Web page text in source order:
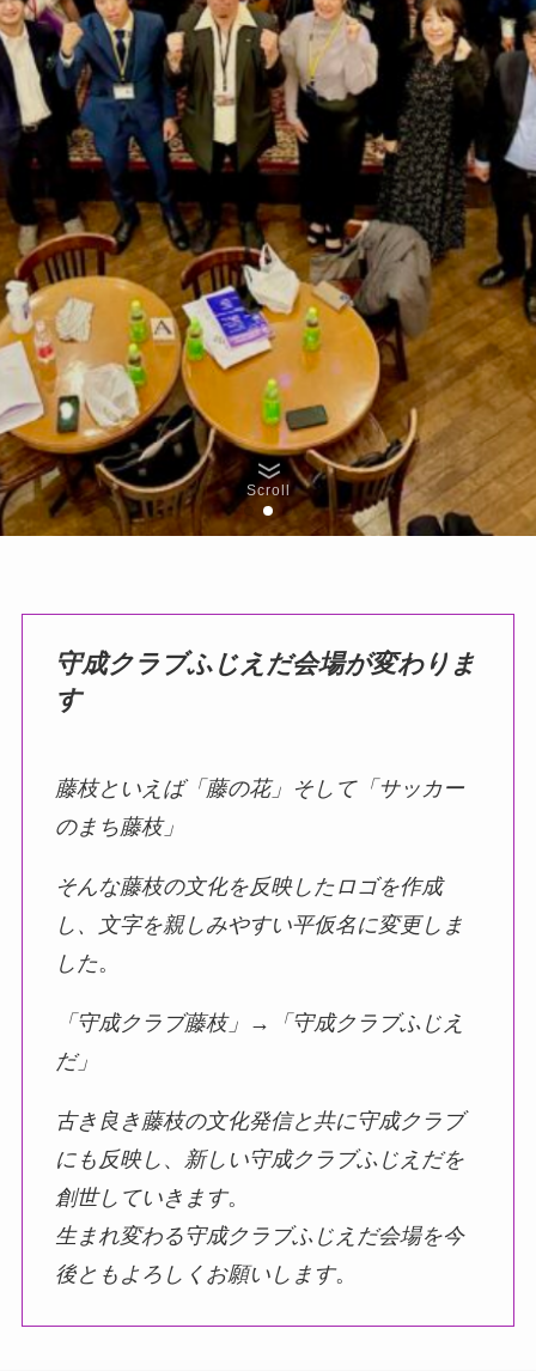
Scroll
守成クラブふじえだ会場が変わりま
す
藤枝といえば「藤の花」そして「サッカー
のまち藤枝」
そんな藤枝の⽂化を反映したロゴを作成
し、⽂字を親しみやすい平仮名に変更しま
した。
「守成クラブ藤枝」→ 「 守成クラブふじえ
だ」
古き良き藤枝の⽂化発信と共に守成クラブ
にも反映し 、 新しい守成クラブふじえだを
創世していきます。
⽣まれ変わる守成クラブふじえだ会場を今
後ともよろしくお願いします。